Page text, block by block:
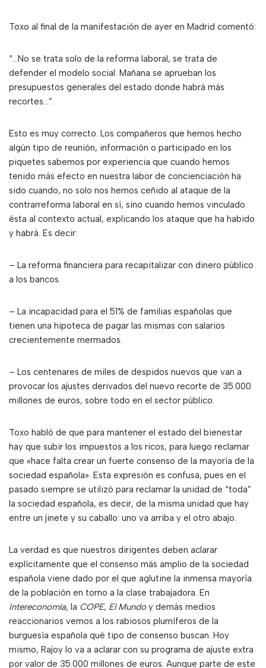
Toxo al final de la manifestación de ayer en Madrid comentó:
“…No se trata solo de la reforma laboral, se trata de
defender el modelo social. Mañana se aprueban los
presupuestos generales del estado donde habrá más
recortes…”.
Esto es muy correcto. Los compañeros que hemos hecho
algún tipo de reunión, información o participado en los
piquetes sabemos por experiencia que cuando hemos
tenido más efecto en nuestra labor de concienciación ha
sido cuando, no solo nos hemos ceñido al ataque de la
contrarreforma laboral en sí, sino cuando hemos vinculado
ésta al contexto actual, explicando los ataque que ha habido
y habrá. Es decir:
– La reforma financiera para recapitalizar con dinero público
a los bancos.
– La incapacidad para el 51% de familias españolas que
tienen una hipoteca de pagar las mismas con salarios
crecientemente mermados.
– Los centenares de miles de despidos nuevos que van a
provocar los ajustes derivados del nuevo recorte de 35.000
millones de euros, sobre todo en el sector público.
Toxo habló de que para mantener el estado del bienestar
hay que subir los impuestos a los ricos, para luego reclamar
que «hace falta crear un fuerte consenso de la mayoría de la
sociedad española». Esta expresión es confusa, pues en el
pasado siempre se utilizó para reclamar la unidad de “toda”
la sociedad española, es decir, de la misma unidad que hay
entre un jinete y su caballo: uno va arriba y el otro abajo.
La verdad es que nuestros dirigentes deben aclarar
explícitamente que el consenso más amplio de la sociedad
española viene dado por el que aglutine la inmensa mayoría
de la población en torno a la clase trabajadora. En
Intereconomía, la COPE, El Mundoy demás medios
reaccionarios vemos a los rabiosos plumíferos de la
burguesía española qué tipo de consenso buscan. Hoy
mismo, Rajoy lo va a aclarar con su programa de ajuste extra
por valor de 35.000 millones de euros. Aunque parte de este